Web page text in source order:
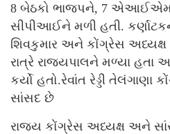
8 બેઠકો ભાજપને, 7
સીપીઆઈને મળી હતી.
શિવકુમાર અને કોંગ્રેસ અધ્યક્ષ
રાત્રે રાજ્યપાલને મળ્યા હતા
કર્યો હતો.રેવાંત રેડ્ડી
સાંસદ છે
રાજ્ય કોંગ્રેસ અધ્યક્ષ અને